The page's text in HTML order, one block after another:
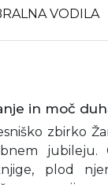
VODILA
in moč
zbirko
plod